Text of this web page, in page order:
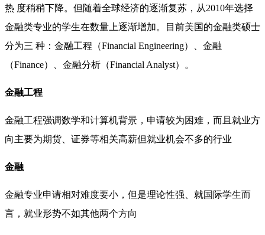
热 度稍稍下降。但随着全球经济的逐渐复苏，从2010年选择
金融类专业的学生在数量上逐渐增加。目前美国的金融类硕士
分为三 种：金融工程（Financial Engineering）、金融
（Finance）、金融分析（Financial Analyst）。
金融工程
金融工程强调数学和计算机背景，申请较为困难，而且就业方
向主要为期货、证券等相关高薪但就业机会不多的行业
金融
金融专业申请相对难度要小，但是理论性强、就国际学生而
言，就业形势不如其他两个方向